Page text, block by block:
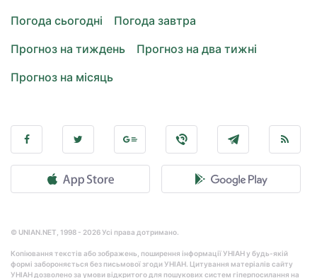
Погода сьогодні
Погода завтра
Прогноз на тиждень
Прогноз на два тижні
Прогноз на місяць
© UNIAN.NET, 1998 - 2026 Усі права дотримано.
Копіювання текстів або зображень, поширення інформації УНІАН у будь-якій
формі забороняється без письмової згоди УНІАН. Цитування матеріалів сайту
УНІАН дозволено за умови відкритого для пошукових систем гіперпосилання на